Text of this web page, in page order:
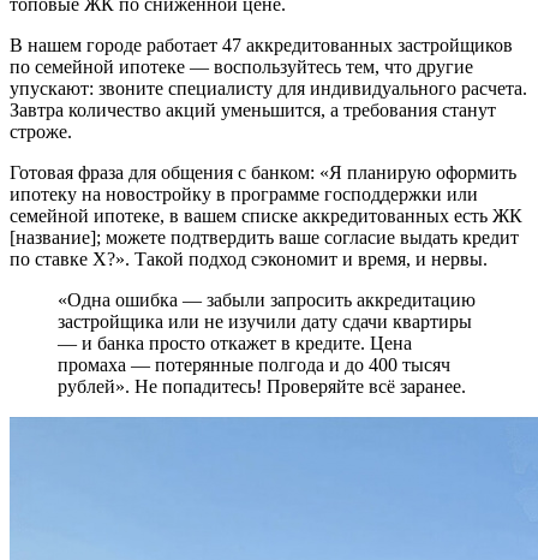
топовые ЖК по сниженной цене.
В нашем городе работает 47 аккредитованных застройщиков
по семейной ипотеке — воспользуйтесь тем, что другие
упускают: звоните специалисту для индивидуального расчета.
Завтра количество акций уменьшится, а требования станут
строже.
Готовая фраза для общения с банком: «Я планирую оформить
ипотеку на новостройку в программе господдержки или
семейной ипотеке, в вашем списке аккредитованных есть ЖК
[название]; можете подтвердить ваше согласие выдать кредит
по ставке Х?». Такой подход сэкономит и время, и нервы.
«Одна ошибка — забыли запросить аккредитацию
застройщика или не изучили дату сдачи квартиры
— и банка просто откажет в кредите. Цена
промаха — потерянные полгода и до 400 тысяч
рублей». Не попадитесь! Проверяйте всё заранее.